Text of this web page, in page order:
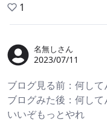
1
名無しさん
2023/07/11
ブログ見る前：何して
ブログみた後：何して
いいぞもっとやれ